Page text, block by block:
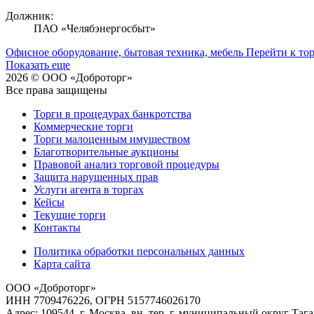
Должник:
ПАО «Челябэнергосбыт»
Офисное оборудование, бытовая техника, мебель Перейти к
Показать еще
2026 © ООО «Доброторг»
Все права защищены
Торги в процедурах банкротства
Коммерческие торги
Торги малоценным имуществом
Благотворительные аукционы
Правовой анализ торговой процедуры
Защита нарушенных прав
Услуги агента в торгах
Кейсы
Текущие торги
Контакты
Политика обработки персональных данных
Карта сайта
ООО «Доброторг»
ИНН 7709476226, ОГРН 5157746026170